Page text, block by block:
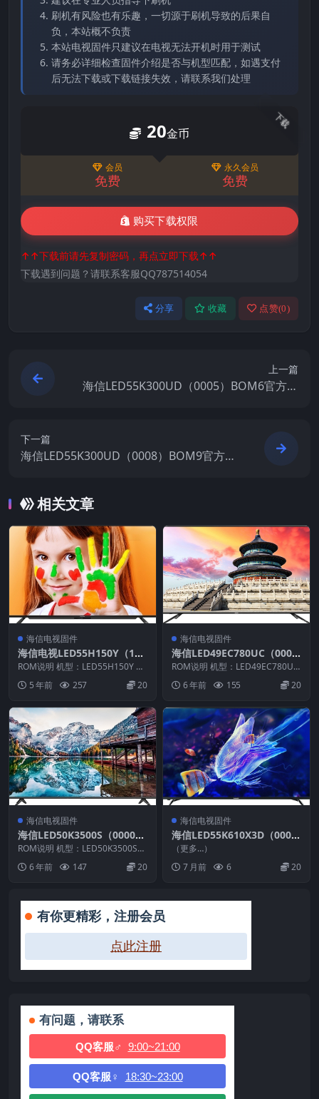
刷机有风险也有乐趣，一切源于刷机导致的后果自
负，本站概不负责
本站电视固件只建议在电视无法开机时用于测试
请务必详细检查固件介绍是否与机型匹配，如遇支付
后无法下载或下载链接失效，请联系我们处理
下载
20金币
会员
免费
永久会员
免费
购买下载权限
↑↑下载前请先复制密码，再点立即下载↑↑
下载遇到问题？请联系客服QQ787514054
分享 收藏 点赞(0)
上一篇
海信LED55K300UD（0005）BOM6官方原
下一篇
海信LED55K300UD（0008）BOM9官方原
相关文章
海信电视固件
海信电视LED55H150Y（100
0）BOM2_C002_20150521
U盘刷机电视固件包
ROM说明 机型：LED55H150Y 固
件版本：（1000） BOM：2 海
信...5 年前 257 20
海信电视固件
海信LED49EC780UC（000
0）BOM1_C003_20171101
官方原厂USB刷机电视固件包
ROM说明 机型：LED49EC780UC
固件版本：（0000） BOM：1 ...
6 年前 155 20
海信电视固件
海信LED50K3500S（0000）
BOM1_C004_20150921官方
原厂USB刷机电视固件包
ROM说明 机型：LED50K3500S
固件版本：（0000） BOM：1
海...6 年前 147 20
海信电视固件
海信LED55K610X3D（000
0）BOM1自动重启问题软件
升级数据20130923_U盘刷机
固件
（更多…）
7 月前
6 20
有你更精彩，注册会员
点此注册
有问题，请联系
QQ客服♂ 9:00~21:00
QQ客服♀ 18:30~23:00